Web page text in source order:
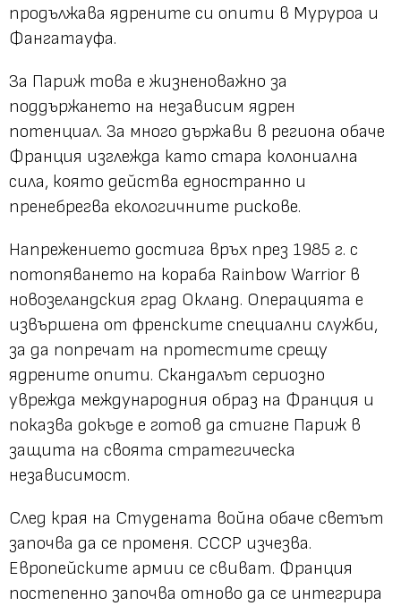
продължава ядрените си опити в Муруроа и
Фангатауфа.
За Париж това е жизненоважно за
поддържането на независим ядрен
потенциал. За много държави в региона обаче
Франция изглежда като стара колониална
сила, която действа едностранно и
пренебрегва екологичните рискове.
Напрежението достига връх през 1985 г. с
потопяването на кораба Rainbow Warrior в
новозеландския град Окланд. Операцията е
извършена от френските специални служби,
за да попречат на протестите срещу
ядрените опити. Скандалът сериозно
уврежда международния образ на Франция и
показва докъде е готов да стигне Париж в
защита на своята стратегическа
независимост.
След края на Студената война обаче светът
започва да се променя. СССР изчезва.
Европейските армии се свиват. Франция
постепенно започва отново да се интегрира